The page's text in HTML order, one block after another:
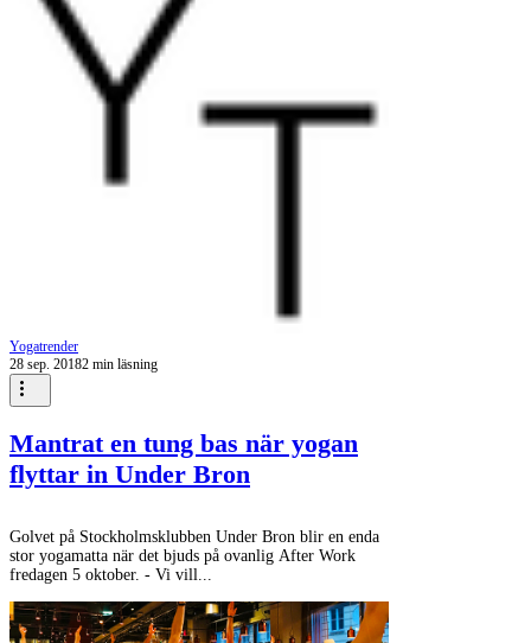
Yogatrender
28 sep. 20182 min läsning
Mantrat en tung bas när yogan
flyttar in Under Bron
Golvet på Stockholmsklubben Under Bron blir en enda
stor yogamatta när det bjuds på ovanlig After Work
fredagen 5 oktober. - Vi vill...